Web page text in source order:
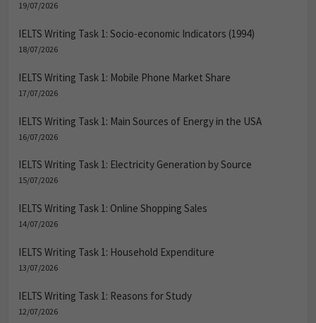
19/07/2026
IELTS Writing Task 1: Socio-economic Indicators (1994)
18/07/2026
IELTS Writing Task 1: Mobile Phone Market Share
17/07/2026
IELTS Writing Task 1: Main Sources of Energy in the USA
16/07/2026
IELTS Writing Task 1: Electricity Generation by Source
15/07/2026
IELTS Writing Task 1: Online Shopping Sales
14/07/2026
IELTS Writing Task 1: Household Expenditure
13/07/2026
IELTS Writing Task 1: Reasons for Study
12/07/2026